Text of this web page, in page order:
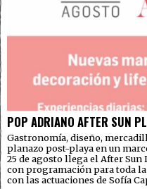
POP ADRIANO AFTER SUN
Gastronomía, diseño,
planazo post-playa en un
25 de agosto llega el After
con programación para toda
con las actuaciones de Sofía